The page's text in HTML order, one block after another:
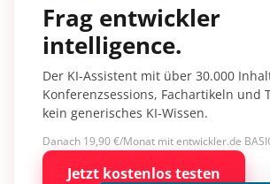
Frag entwickler
intelligence.
Der KI-Assistent mit über 30.000
Konferenzsessions, Fachartikeln und
kein generisches KI-Wissen.
Danach 19,90 €/Monat mit entwickler.de
Jetzt kostenlos testen